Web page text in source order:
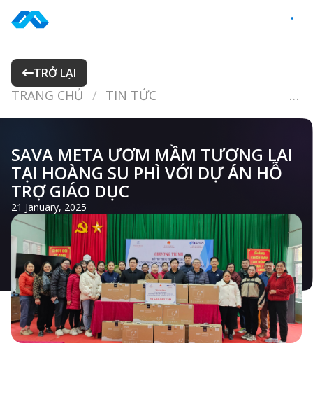
Skip
TRỞ LẠI
TRANG CHỦ TIN TỨC
SAVA META ƯƠM MẦM TƯƠNG LAI
TẠI HOÀNG SU PHÌ VỚI DỰ ÁN HỖ
TRỢ GIÁO DỤC
21 January, 2025